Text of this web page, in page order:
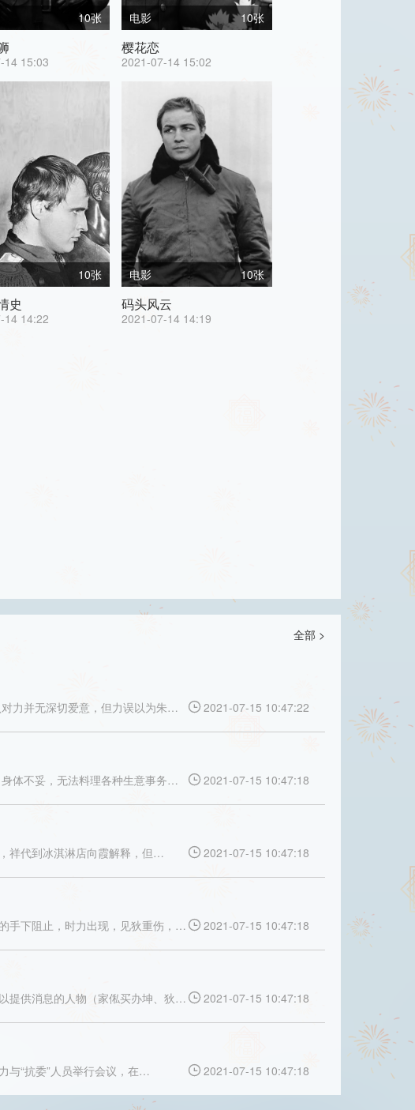
10张
14 15:03
电影 10张
樱花恋
2021-07-14 15:02
10张
史
14 14:22
电影 10张
码头风云
2021-07-14 14:19
全部 >
 2021-07-15 10:47:22
力并无深切爱意，但力误以为朱…
 2021-07-15 10:47:18
体不妥，无法料理各种生意事务…
 2021-07-15 10:47:18
祥代到冰淇淋店向霞解释，但…
 2021-07-15 10:47:18
手下阻止，时力出现，见狄重伤，…
 2021-07-15 10:47:18
提供消息的人物（家俬买办坤、狄…
 2021-07-15 10:47:18
与“抗委”人员举行会议，在…